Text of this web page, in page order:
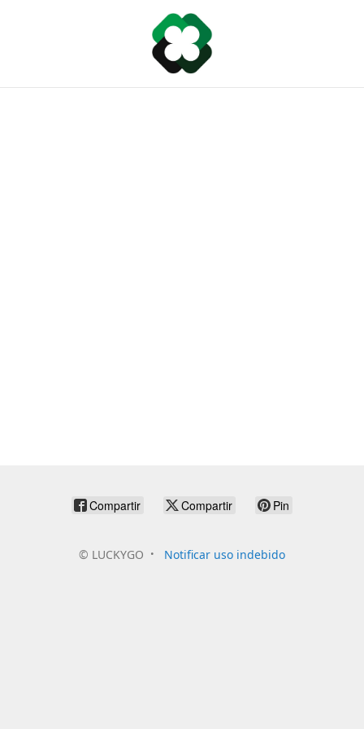
Compartir Compartir Pin
© LUCKYGO Notificar uso indebido